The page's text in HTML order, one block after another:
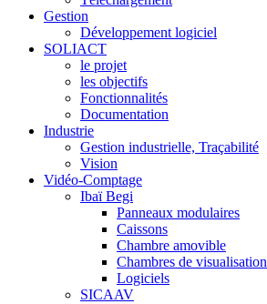
Gestion
Développement logiciel
SOLIACT
le projet
les objectifs
Fonctionnalités
Documentation
Industrie
Gestion industrielle, Traçabilité
Vision
Vidéo-Comptage
Ibaï Begi
Panneaux modulaires
Caissons
Chambre amovible
Chambres de visualisation
Logiciels
SICAAV